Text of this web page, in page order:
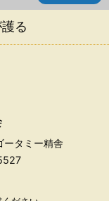
る
タミー精舎